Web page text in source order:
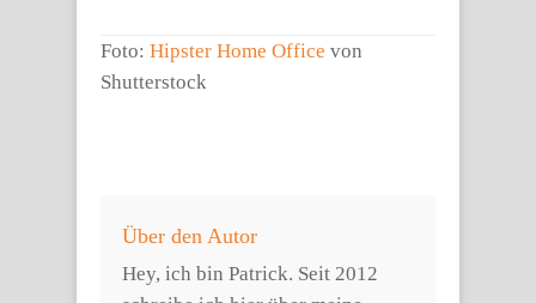
Foto: Hipster Home Office von
Shutterstock
Über den Autor
Hey, ich bin Patrick. Seit 2012